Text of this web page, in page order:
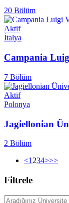
20 Bölüm
Aktif
İtalya
Campania
7 Bölüm
Aktif
Polonya
Jagiellonian
2 Bölüm
<1 234>>>
Filtrele